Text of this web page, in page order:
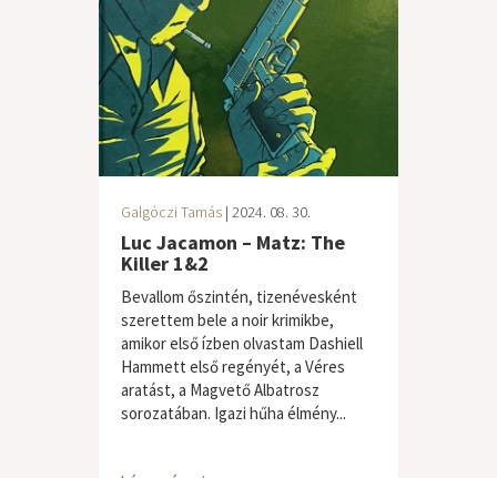
Galgóczi Tamás | 2024. 08. 30.
Luc Jacamon – Matz: The
Killer 1&2
Bevallom őszintén, tizenévesként
szerettem bele a noir krimikbe,
amikor első ízben olvastam Dashiell
Hammett első regényét, a Véres
aratást, a Magvető Albatrosz
sorozatában. Igazi hűha élmény...